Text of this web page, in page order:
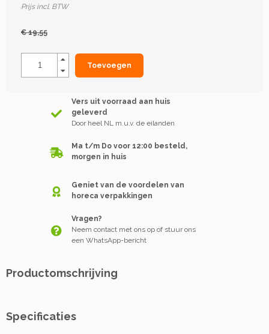
Prijs incl. BTW
€ 19,55
Toevoegen
Vers uit voorraad aan huis
geleverd
Door heel NL m.u.v. de eilanden
Ma t/m Do voor 12:00 besteld,
morgen in huis
Geniet van de voordelen van
horeca verpakkingen
Vragen?
Neem contact met ons op of stuur ons
een WhatsApp-bericht
Productomschrijving
Specificaties